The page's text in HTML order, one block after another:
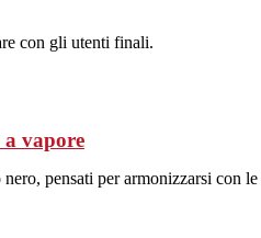
con gli utenti finali.
a vapore
pensati per armonizzarsi con